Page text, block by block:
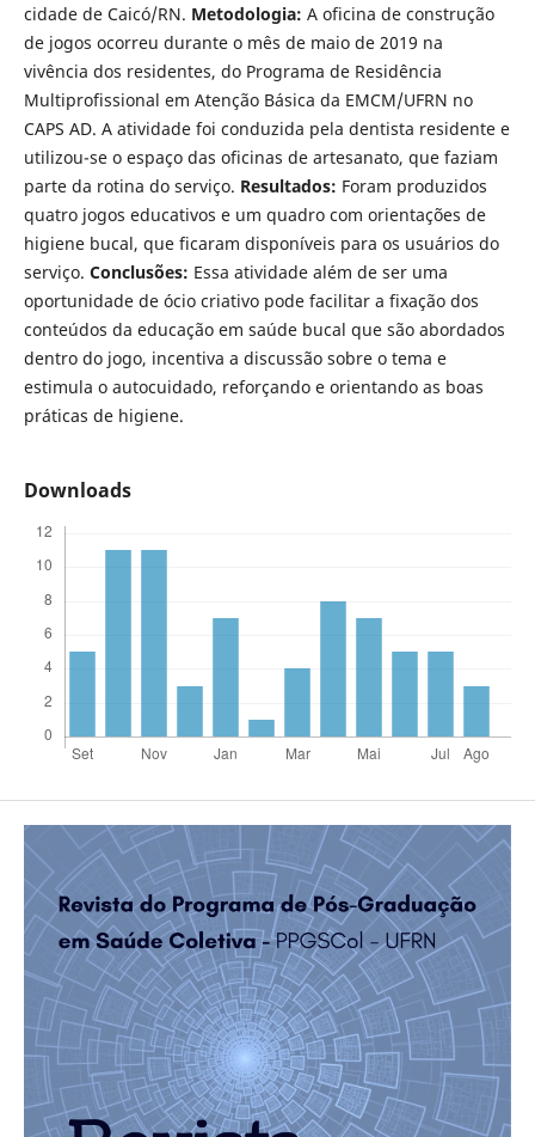
cidade de Caicó/RN. Metodologia: A oficina de construção
de jogos ocorreu durante o mês de maio de 2019 na
vivência dos residentes, do Programa de Residência
Multiprofissional em Atenção Básica da EMCM/UFRN no
CAPS AD. A atividade foi conduzida pela dentista residente e
utilizou-se o espaço das oficinas de artesanato, que faziam
parte da rotina do serviço. Resultados: Foram produzidos
quatro jogos educativos e um quadro com orientações de
higiene bucal, que ficaram disponíveis para os usuários do
serviço. Conclusões: Essa atividade além de ser uma
oportunidade de ócio criativo pode facilitar a fixação dos
conteúdos da educação em saúde bucal que são abordados
dentro do jogo, incentiva a discussão sobre o tema e
estimula o autocuidado, reforçando e orientando as boas
práticas de higiene.
Downloads